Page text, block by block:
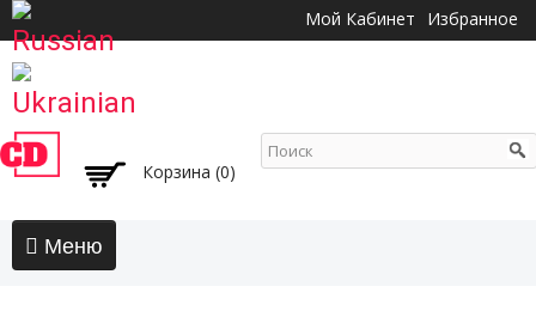
основному
Мой Кабинет Избранное
Корзина (0)